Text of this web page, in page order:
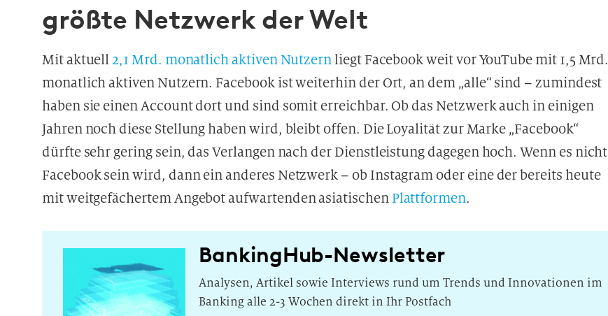
größte Netzwerk der Welt
Mit aktuell2,1 Mrd. monatlich aktiven Nutzernliegt Facebook weit vor YouTube mit 1,5 Mrd.
monatlich aktiven Nutzern. Facebook ist weiterhin der Ort, an dem „alle“ sind – zumindest
haben sie einen Account dort und sind somit erreichbar. Ob das Netzwerk auch in einigen
Jahren noch diese Stellung haben wird, bleibt offen. Die Loyalität zur Marke „Facebook“
dürfte sehr gering sein, das Verlangen nach der Dienstleistung dagegen hoch. Wenn es nicht
Facebook sein wird, dann ein anderes Netzwerk – ob Instagram oder eine der bereits heute
mit weitgefächertem Angebot aufwartenden asiatischen Plattformen.
BankingHub-Newsletter
Analysen, Artikel sowie Interviews rund um Trends und Innovationen im
Banking alle 2-3 Wochen direkt in Ihr Postfach